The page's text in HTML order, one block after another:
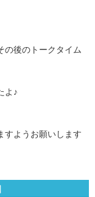
の後のトークタイム
よ♪
すようお願いします